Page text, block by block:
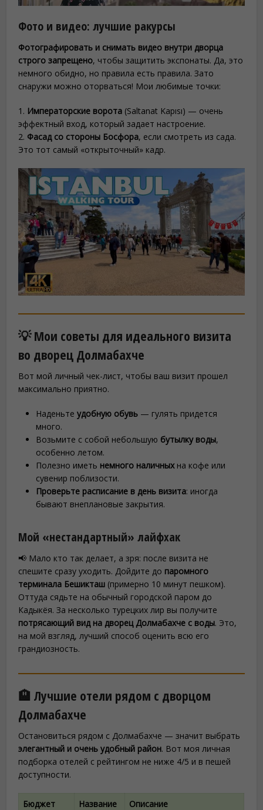
Фото и видео: лучшие ракурсы
Фотографировать и снимать видео внутри дворца
строго запрещено, чтобы защитить экспонаты. Да, это
немного обидно, но правила есть правила. Зато
снаружи можно оторваться! Мои любимые точки:
1. Императорские ворота (Saltanat Kapısı) — очень
эффектный вход, который задает настроение.
2. Фасад со стороны Босфора, если смотреть из сада.
Это тот самый «открыточный» кадр.
💡 Мои советы для идеального визита
во дворец Долмабахче
Вот мой личный чек-лист, чтобы ваш визит прошел
максимально приятно.
Наденьтеудобную обувь — гулять придется
много.
Возьмите с собой небольшую бутылку воды,
особенно летом.
Полезно иметь немного наличныхна кофе или
сувенир поблизости.
Проверьте расписание в день визита: иногда
бывают внеплановые закрытия.
Мой «нестандартный» лайфхак
📢 Мало кто так делает, а зря: после визита не
спешите сразу уходить. Дойдите до паромного
терминала Бешикташ (примерно 10 минут пешком).
Оттуда сядьте на обычный городской паром до
Кадыкёя. За несколько турецких лир вы получите
потрясающий вид на дворец Долмабахче с воды. Это,
на мой взгляд, лучший способ оценить всю его
грандиозность.
🏨 Лучшие отели рядом с дворцом
Долмабахче
Остановиться рядом с Долмабахче — значит выбрать
элегантный и очень удобный район. Вот моя личная
подборка отелей с рейтингом не ниже 4/5 и в пешей
доступности.
Бюджет
Название
Описание